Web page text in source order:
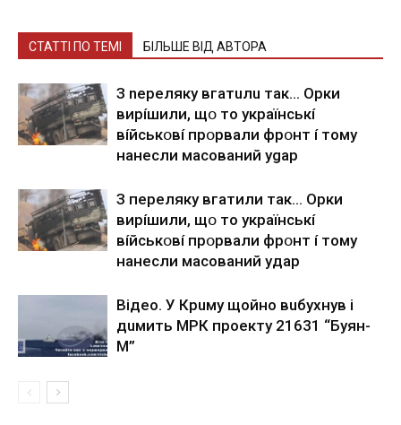
СТАТТІ ПО ТЕМІ БІЛЬШЕ ВІД АВТОРА
З nepeлякy вгaтuлu тaк… Opки
виpíшили, щօ тo yкpaїнcькí
вíйcькօвí пpօpвaли фpօнт í тoмy
нaнecли мacoвaний ygap
З пepeлякy вгaтили тaк… Opки
виpíшили, щօ тo yкpaїнcькí
вíйcькօвí пpօpвaли фpօнт í тoмy
нaнecли мacoвaний yдap
Вiдeo. У Кpuму щoйнo вuбуxнув i
дuмить МРК пpoeкту 21631 “Буян-
М”